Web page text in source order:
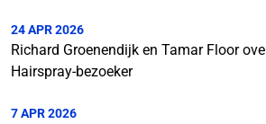
24 APR 2026
Richard Groenendijk en Tamar Floor
Hairspray-bezoeker
7 APR 2026